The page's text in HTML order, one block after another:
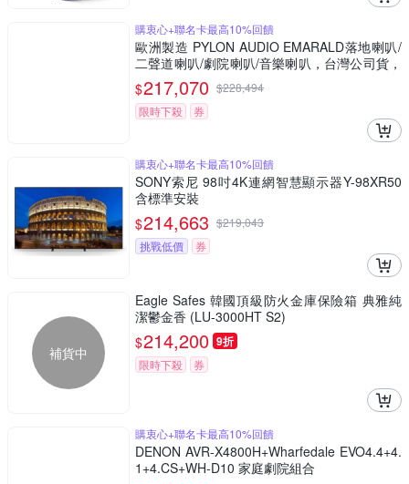
購衷心+聯名卡最高10%回饋
歐洲製造 PYLON AUDIO EMARALD落地喇叭/
二聲道喇叭/劇院喇叭/音樂喇叭，台灣公司貨，
一對二支
$217,070 $228,494
限時下殺
券
購衷心+聯名卡最高10%回饋
SONY索尼 98吋4K連網智慧顯示器Y-98XR50
含標準安裝
$214,663 $219,043
挑戰低價
券
補貨中
Eagle Safes 韓國頂級防火金庫保險箱 典雅純
潔鬱金香 (LU-3000HT S2)
$214,200 9折
限時下殺 券
購衷心+聯名卡最高10%回饋
DENON AVR-X4800H+Wharfedale EVO4.4+4.
1+4.CS+WH-D10 家庭劇院組合